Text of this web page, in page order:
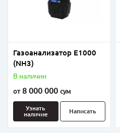
Газоанализатор Е1000
(NH3)
В наличии
от8 000 000 сум
Узнать
наличие
Написать